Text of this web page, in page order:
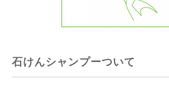
石けんシャンプーついて